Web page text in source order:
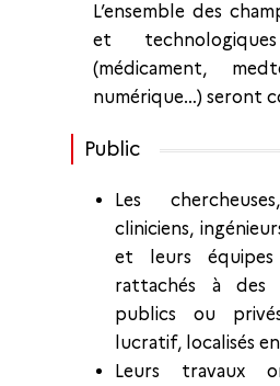
L’ensemble des
et
(médicament,
numérique…) seront
Public
Les
cliniciens,
et leurs
rattachés à des
publics ou
lucratif, localisés
Leurs travaux